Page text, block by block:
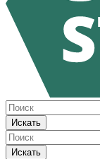
Искать
Искать